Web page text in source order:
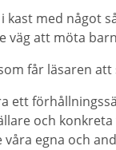
kast med något
väg att möta
får läsaren att
ett
och
egna och